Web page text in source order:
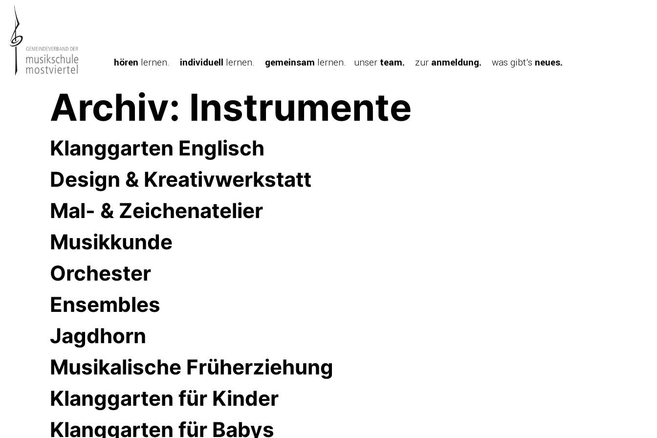
hören lernen. individuell lernen. gemeinsam lernen. unser team. zur anmeldung. was gibt‘s neues.
Archiv: Instrumente
Klanggarten Englisch
Design & Kreativwerkstatt
Mal- & Zeichenatelier
Musikkunde
Orchester
Ensembles
Jagdhorn
Musikalische Früherziehung
Klanggarten für Kinder
Klanggarten für Babys